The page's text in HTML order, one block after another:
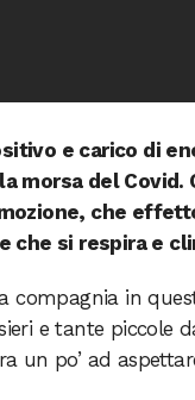
e carico di
morsa del
che
che si respira e
compagnia in
e tante piccole
un po’ ad